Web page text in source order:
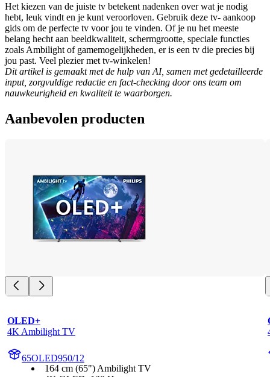
Het kiezen van de juiste tv betekent nadenken over wat je nodig
hebt, leuk vindt en je kunt veroorloven. Gebruik deze tv- aankoop
gids om de perfecte tv voor jou te vinden. Of je nu het meeste
belang hecht aan beeldkwaliteit, schermgrootte, speciale functies
zoals Ambilight of gamemogelijkheden, er is een tv die precies bij
jou past. Veel plezier met tv-winkelen!
Dit artikel is gemaakt met de hulp van AI, samen met gedetailleerde
input, zorgvuldige redactie en fact-checking door ons team om
nauwkeurigheid en kwaliteit te waarborgen.
Aanbevolen producten
OLED+
4K Ambilight TV
65OLED950/12
164 cm (65") Ambilight TV